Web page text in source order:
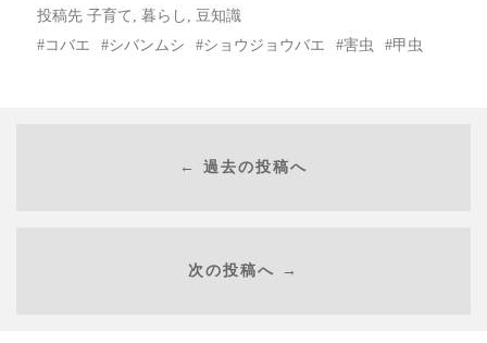
投稿先 子育て 暮らし
豆知識
コバエ
シバンムシ ショウジョウバエ 害虫 甲虫
← 過去の投稿へ
次の投稿へ →